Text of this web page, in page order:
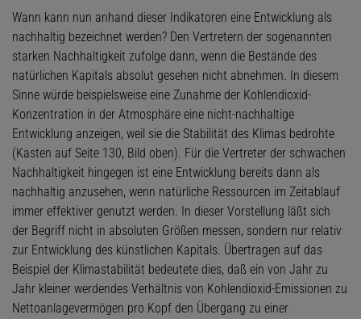
Wann kann nun anhand dieser Indikatoren eine Entwicklung als
nachhaltig bezeichnet werden? Den Vertretern der sogenannten
starken Nachhaltigkeit zufolge dann, wenn die Bestände des
natürlichen Kapitals absolut gesehen nicht abnehmen. In diesem
Sinne würde beispielsweise eine Zunahme der Kohlendioxid-
Konzentration in der Atmosphäre eine nicht-nachhaltige
Entwicklung anzeigen, weil sie die Stabilität des Klimas bedrohte
(Kasten auf Seite 130, Bild oben). Für die Vertreter der schwachen
Nachhaltigkeit hingegen ist eine Entwicklung bereits dann als
nachhaltig anzusehen, wenn natürliche Ressourcen im Zeitablauf
immer effektiver genutzt werden. In dieser Vorstellung läßt sich
der Begriff nicht in absoluten Größen messen, sondern nur relativ
zur Entwicklung des künstlichen Kapitals. Übertragen auf das
Beispiel der Klimastabilität bedeutete dies, daß ein von Jahr zu
Jahr kleiner werdendes Verhältnis von Kohlendioxid-Emissionen zu
Nettoanlagevermögen pro Kopf den Übergang zu einer